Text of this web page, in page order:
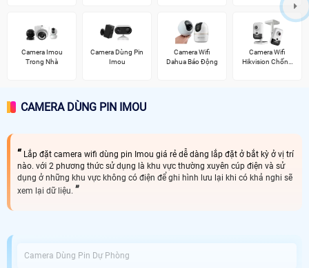
Camera Imou
Trong Nhà
Camera Dùng Pin
Imou
Camera Wifi
Dahua Báo Động
Camera Wifi
Hikvision Chống
CAMERA DÙNG PIN IMOU
Lắp đặt camera wifi dùng pin Imou giá rẻ dễ dàng lắp đặt ở bắt kỳ ở vị trí
nào. với 2 phương thức sử dụng là khu vực thường xuyên cúp điện và sử
dụng ở những khu vực không có điện để ghi hình lưu lại khi có khả nghi sẽ
xem lại dữ liệu.
Camera Dùng Pin Dự Phòng